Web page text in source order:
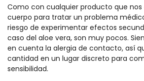
Como con cualquier producto que nos
cuerpo para tratar un problema
riesgo de experimentar efectos
caso del aloe vera, son muy pocos.
en cuenta la alergia de contacto, así
cantidad en un lugar discreto para
sensibilidad.